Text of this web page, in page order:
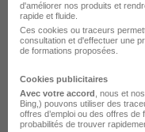
d'améliorer nos produits et
rapide et fluide.
Ces cookies ou traceurs
consultation et d'effectuer une
de formations proposées.
Cookies publicitaires
Avec votre accord , nous et
Bing,) pouvons utiliser des
offres d’emploi ou des offres de
probabilités de trouver